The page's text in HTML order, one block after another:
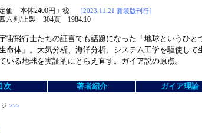
定価 本体2400円＋税 ［2023.11.21 新装版刊行］
四六判/上製 304頁 1984.10
宙飛行士たちの証言でも話題になった「地球というひと
命体」。大気分析、海洋分析、システム工学を駆使して
いる地球を実証的にとらえ直す。ガイア説の原点。
次 著者紹介 ガイア理論
>>>